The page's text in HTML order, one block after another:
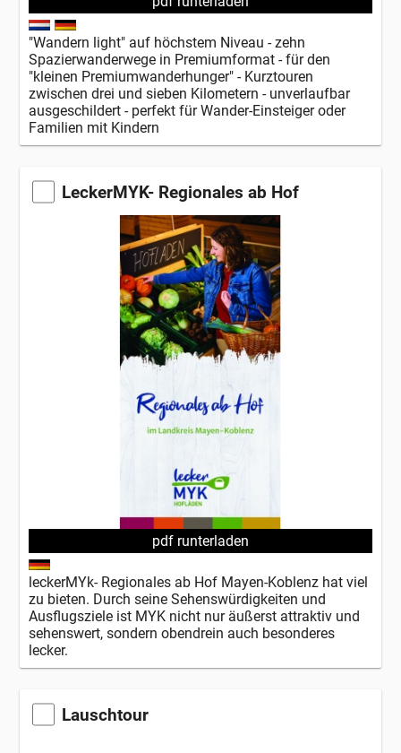
"Wandern light" auf höchstem Niveau - zehn
Spazierwanderwege in Premiumformat - für den
"kleinen Premiumwanderhunger" - Kurztouren
zwischen drei und sieben Kilometern - unverlaufbar
ausgeschildert - perfekt für Wander-Einsteiger oder
Familien mit Kindern
LeckerMYK- Regionales ab Hof
pdf runterladen
leckerMYk- Regionales ab Hof Mayen-Koblenz hat viel
zu bieten. Durch seine Sehenswürdigkeiten und
Ausflugsziele ist MYK nicht nur äußerst attraktiv und
sehenswert, sondern obendrein auch besonderes
lecker.
Lauschtour